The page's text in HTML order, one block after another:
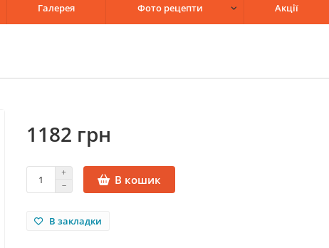
Галерея Фото рецепти Акції
1182 грн
В кошик
В закладки